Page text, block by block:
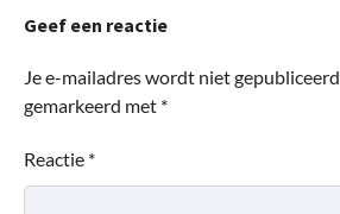
Geef een reactie
Je e-mailadres wordt niet gepubliceerd.
gemarkeerd met *
Reactie *